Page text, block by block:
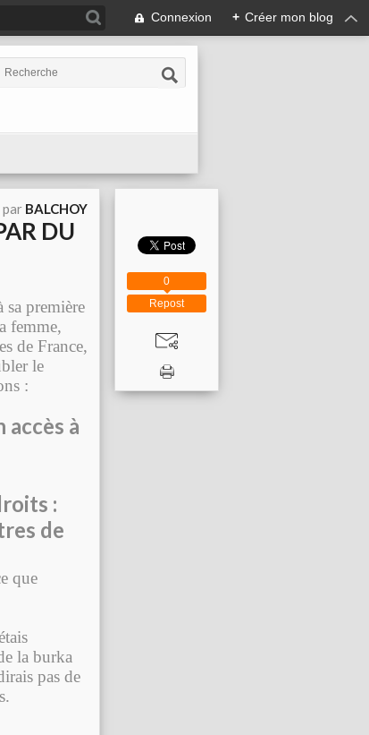
Connexion + Créer mon blog
par BALCHOY
DU
sa première
femme,
de France,
le
:
à
:
de
que
la burka
pas de
Repost
0